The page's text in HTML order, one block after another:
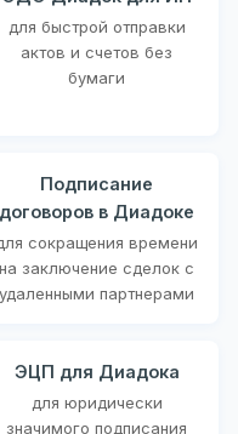
для быстрой отправки
актов и счетов без
бумаги
Подписание
договоров в Диадоке
сокращения времени
на заключение сделок с
удаленными партнерами
ЭЦП для Диадока
для юридически
значимого подписания